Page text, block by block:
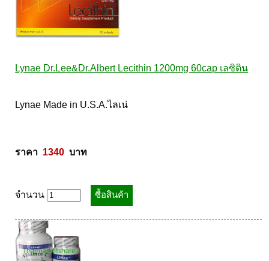
Lynae Dr.Lee&Dr.Albert Lecithin 1200mg 60cap เลซิติน
Lynae Made in U.S.A.ไลเน่
ราคา 1340
  บาท
จำนวน